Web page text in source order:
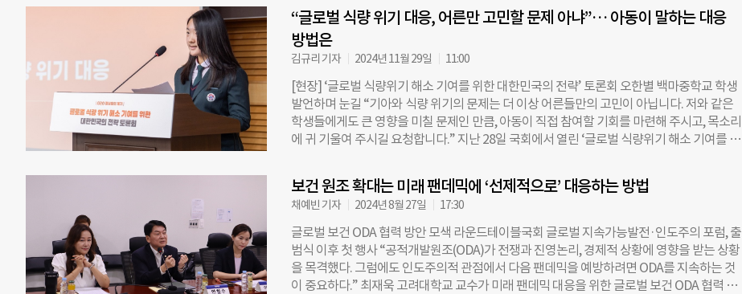
상은 실장은 “대한민국 인도적 지원 ODA는 5년 새 8배 증가했지만 효과성과 질적 논의는 부
족하다”며 주체 간 협력과 실행 전략 마련의 필요성을 지적했다. 토론회는 QR코드를 통한 사
전 신청으로 참석할 수 있으며, 월드비전 유튜브 채널에서 생중계된다. 조명환 월드비전 회장
은 “최근 대규모 자연재해와
에 이른다. 올해 마라톤은 5월 3일 대구(두류공원), 부산(삼락생태공원), 전주(농촌진흥청), 세
종(세종호수공원)에서 시작해, 6일에는 서울(상암월드컵공원)과 안양(평촌중앙공원), 17일
에는 창원(3·15 해양누리공원)에서 열린다. 참가자들은 4.2㎞의 미니 마라톤 코스를 달리며,
인도적 지원의 의미를 되새기게 된다. 현장에는 아동보호와 긴급구호의 실제 사례를 소개하
는 체험 부스도 마련된다. 참가비는 1인당 2만원이다. 마라톤 홈페이지를 통해 세이브더칠드
런 인도적 지원 사업에 일시 후원하면 자동으로 참가 신청이 완료된다. 참가자에게는 완주 기
념품이 제공되며, 구조대 콘셉트의 유니폼을 입고 개성 있게 참여할 수 있다. 후원금은 전액
뉴스, 안양시, 경상남도교육청, 현대위아가 공동 주최한다. 채예빈 더나은미래 기자
“글로벌 식량 위기 대응, 어른만 고민할 문제 아냐”… 아동이 말하는 대응
방법은
김규리 기자 2024년 11월 29일 11:00
[현장] ‘글로벌 식량위기 해소 기여를 위한 대한민국의 전략’ 토론회 오한별 백마중학교 학생
발언하며 눈길 “기아와 식량 위기의 문제는 더 이상 어른들만의 고민이 아닙니다. 저와 같은
학생들에게도 큰 영향을 미칠 문제인 만큼, 아동이 직접 참여할 기회를 마련해 주시고, 목소리
에 귀 기울여 주시길 요청합니다.” 지난 28일 국회에서 열린 ‘글로벌 식량위기 해소 기여를 위
관한 식량위기 캠페인 ‘이너프(ENOUGH)’에 참여한 경험을 바탕으로 아동의 관점에서 글로
벌 식량 위기 대응 방안을 제언했다. 이너프 캠페인은 학생들이 메시지가 적힌 판을 들고 전
세계 식량 위기 상황과 주요 원인을 알리는 캠페인으로, 전국 200개 중∙고등학교 3만6436명
이 동참했다. 오 학생은 “나에게 당연했던 한 끼 식사가 지구 어딘가에서는 간절한 일이 될 수
있다는 사실에 충격을 받았다”며 식량 위기가 단순히 생존의 문제가 아닌 아동의 교육과 미래
에도 영향을 미치는 문제라고 강조했다. 특히 학교 급식과 같은 기본적인 지원을 강화하지 않
으면 아동이 교육 대신 조혼이나 노동으로 내몰릴 위험이 커진다고 지적했다. 이어 “입시 준
보건 원조 확대는 미래 팬데믹에 ‘선제적으로’ 대응하는 방법
채예빈 기자 2024년 8월 27일 17:30
글로벌 보건 ODA 협력 방안 모색 라운드테이블국회 글로벌 지속가능발전·인도주의 포럼, 출
범식 이후 첫 행사 “공적개발원조(ODA)가 전쟁과 진영논리, 경제적 상황에 영향을 받는 상황
을 목격했다. 그럼에도 인도주의적 관점에서 다음 팬데믹을 예방하려면 ODA를 지속하는 것
이 중요하다.” 최재욱 고려대학교 교수가 미래 팬데믹 대응을 위한 글로벌 보건 ODA 협력 방